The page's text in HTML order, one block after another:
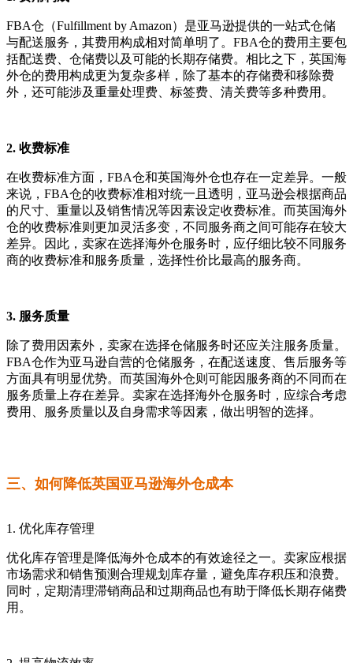
FBA仓（Fulfillment by Amazon）是亚马逊提供的一站式仓储
与配送服务，其费用构成相对简单明了。FBA仓的费用主要包
括配送费、仓储费以及可能的长期存储费。相比之下，英国海
外仓的费用构成更为复杂多样，除了基本的存储费和移除费
外，还可能涉及重量处理费、标签费、清关费等多种费用。
2. 收费标准
在收费标准方面，FBA仓和英国海外仓也存在一定差异。一般
来说，FBA仓的收费标准相对统一且透明，亚马逊会根据商品
的尺寸、重量以及销售情况等因素设定收费标准。而英国海外
仓的收费标准则更加灵活多变，不同服务商之间可能存在较大
差异。因此，卖家在选择海外仓服务时，应仔细比较不同服务
商的收费标准和服务质量，选择性价比最高的服务商。
3. 服务质量
除了费用因素外，卖家在选择仓储服务时还应关注服务质量。
FBA仓作为亚马逊自营的仓储服务，在配送速度、售后服务等
方面具有明显优势。而英国海外仓则可能因服务商的不同而在
服务质量上存在差异。卖家在选择海外仓服务时，应综合考虑
费用、服务质量以及自身需求等因素，做出明智的选择。
三、如何降低英国亚马逊海外仓成本
1. 优化库存管理
优化库存管理是降低海外仓成本的有效途径之一。卖家应根据
市场需求和销售预测合理规划库存量，避免库存积压和浪费。
同时，定期清理滞销商品和过期商品也有助于降低长期存储费
用。